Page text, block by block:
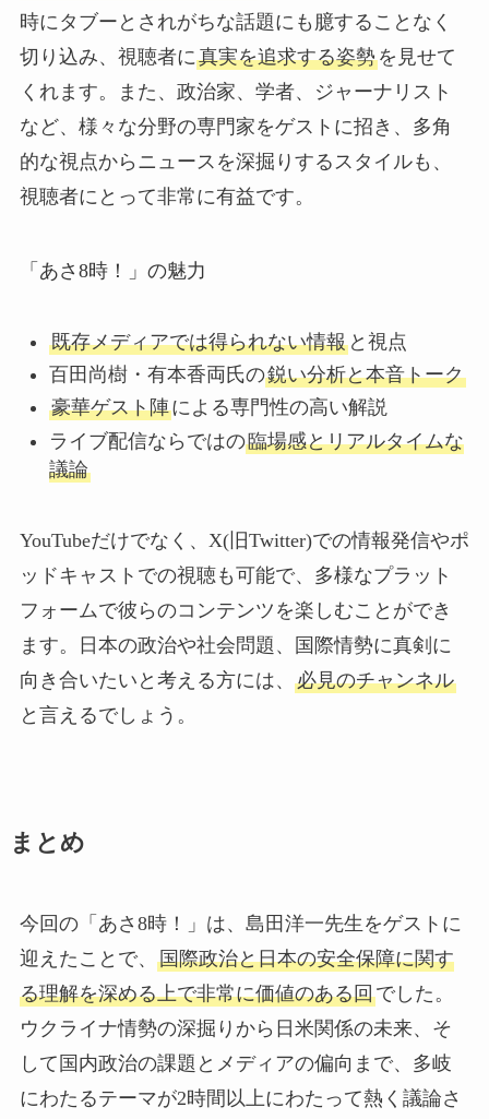
時にタブーとされがちな話題にも臆することなく
切り込み、視聴者に真実を追求する姿勢を見せて
くれます。また、政治家、学者、ジャーナリスト
など、様々な分野の専門家をゲストに招き、多角
的な視点からニュースを深掘りするスタイルも、
視聴者にとって非常に有益です。
「あさ8時！」の魅力
既存メディアでは得られない情報と視点
百田尚樹・有本香両氏の鋭い分析と本音トーク
豪華ゲスト陣による専門性の高い解説
ライブ配信ならではの臨場感とリアルタイムな
議論
YouTubeだけでなく、X(旧Twitter)での情報発信やポ
ッドキャストでの視聴も可能で、多様なプラット
フォームで彼らのコンテンツを楽しむことができ
ます。日本の政治や社会問題、国際情勢に真剣に
向き合いたいと考える方には、 必見のチャンネル
と言えるでしょう。
まとめ
今回の「あさ8時！」は、島田洋一先生をゲストに
迎えたことで、 国際政治と日本の安全保障に関す
る理解を深める上で非常に価値のある回でした。
ウクライナ情勢の深掘りから日米関係の未来、そ
して国内政治の課題とメディアの偏向まで、多岐
にわたるテーマが2時間以上にわたって熱く議論さ